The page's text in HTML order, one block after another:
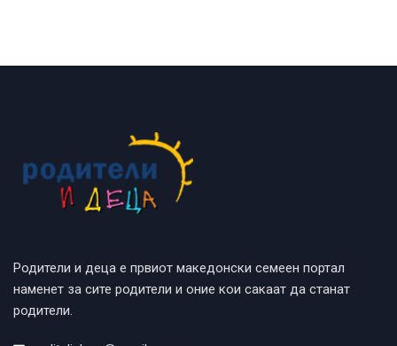
Родители и деца е првиот македонски семеен портал
наменет за сите родители и оние кои сакаат да станат
родители.